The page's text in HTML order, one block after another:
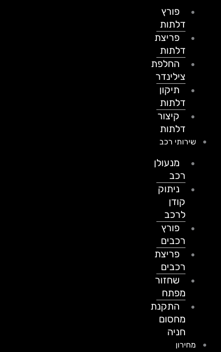
פורץ
דלתות
פריצת
דלתות
החלפת
צילינדר
תיקון
דלתות
קיצור
דלתות
שירותי רכב
מנעולן
ניתוק
לרכב
פורץ
רכבים
פריצת
רכבים
שחזור
מפתח
התקנת
מחסום
חניה
מחירון